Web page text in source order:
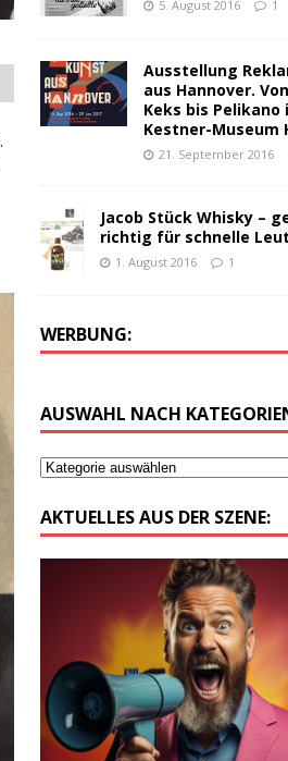
5. August 2016 1
Ausstellung
aus Hannover.
Keks bis Pelikano
Kestner-Museum
21. September 2016
Jacob Stück Whisky –
richtig für schnelle
1. August 2016 1
WERBUNG:
AUSWAHL NACH
AKTUELLES AUS DER SZENE: